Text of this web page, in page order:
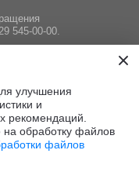
545-00-00.
и
покупателей:
улучшения
и
рекомендаций.
на обработку файлов
файлов